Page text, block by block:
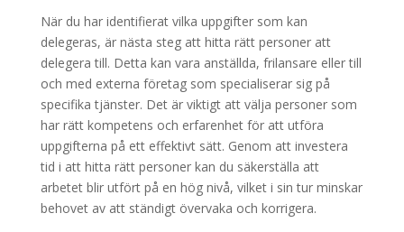
När du har identifierat vilka uppgifter som kan
delegeras, är nästa steg att hitta rätt personer att
delegera till. Detta kan vara anställda, frilansare eller till
och med externa företag som specialiserar sig på
specifika tjänster. Det är viktigt att välja personer som
har rätt kompetens och erfarenhet för att utföra
uppgifterna på ett effektivt sätt. Genom att investera
tid i att hitta rätt personer kan du säkerställa att
arbetet blir utfört på en hög nivå, vilket i sin tur minskar
behovet av att ständigt övervaka och korrigera.